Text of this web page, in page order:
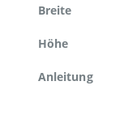
Breite
Höhe
Anleitung